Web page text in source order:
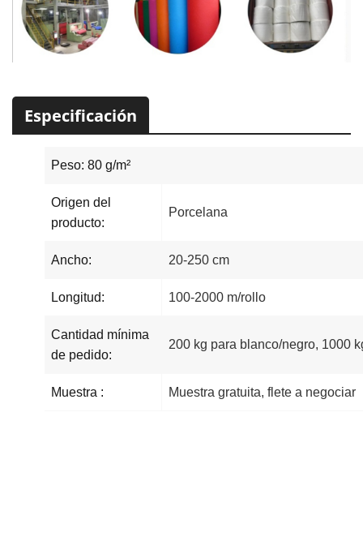
Especificación
Peso: 80 g/m²
Origen del
producto:
Porcelana
Ancho: 20-250 cm
Longitud: 100-2000 m/rollo
Cantidad mínima
de pedido:
200 kg para blanco/negro, 1000
Muestra : Muestra gratuita, flete a negociar